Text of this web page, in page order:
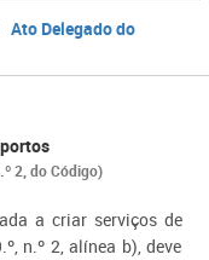
Ato Delegado do
2, do Código)
a criar serviços de
n.º 2, alínea b), deve